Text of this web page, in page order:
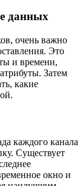
данных
очень важно
Это
и времени,
Затем
какие
каждого канала
Существует
окно и